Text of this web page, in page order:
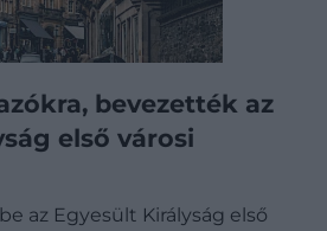
bevezették az
első városi
az Egyesült Királyság első